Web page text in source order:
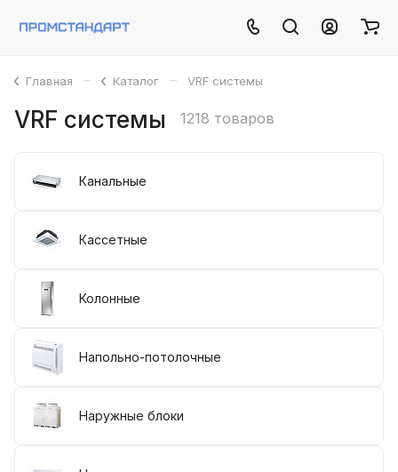
Главная – Каталог – VRF системы
VRF системы 1218 товаров
Канальные
Кассетные
Колонные
Напольно-потолочные
Наружные блоки